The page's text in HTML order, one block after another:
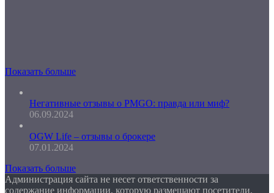
Показать больше
Негативные отзывы о PMGO: правда или миф?
06.09.2024
OGW Life – отзывы о брокере
07.01.2024
Показать больше
Администрация сайта не несет ответственности за
содержание информации, которую размещают посетители.